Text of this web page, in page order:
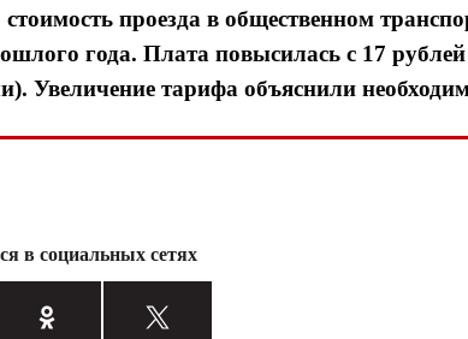
проезда в общественном
года. Плата повысилась с 17
Увеличение тарифа объяснили
в социальных сетях